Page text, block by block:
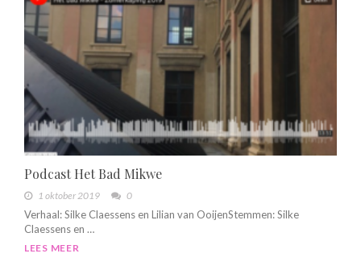
Podcast Het Bad Mikwe
1 oktober 2019 0
Verhaal: Silke Claessens en Lilian van OoijenStemmen: Silke
Claessens en …
LEES MEER